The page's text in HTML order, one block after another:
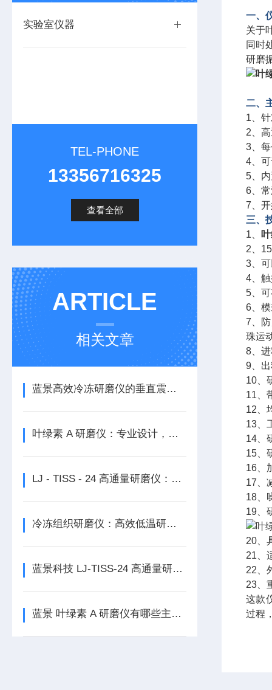
实验室仪器
TEL-PHONE
13356716325
查看全部
ARTICLE
相关文章
蓝景高效冷冻研磨仪的垂直震荡系统相比其他研磨方式有何优势？
叶绿素 A 研磨仪：专业设计，满足多样实验需求
LJ - TISS - 24 高通量研磨仪：科研与工业的可靠伙伴
冷冻组织研磨仪：高效低温研磨，就选 LJ - CLN
蓝景科技 LJ-TISS-24 高通量研磨仪：创新科技，研磨未来
蓝景 叶绿素 A 研磨仪有哪些主要功能特点？
一、
关于
同时
研磨
二、
1、
2、
3、
4、
5、
6、
7、
三、
1、
2、
3、
4、
5、
6、
7、
珠运
8、
9、
10、
11、
12、
13、
14、
15、
16、
17、
18、
19、
20、
21、
22、
23、
这款
过程